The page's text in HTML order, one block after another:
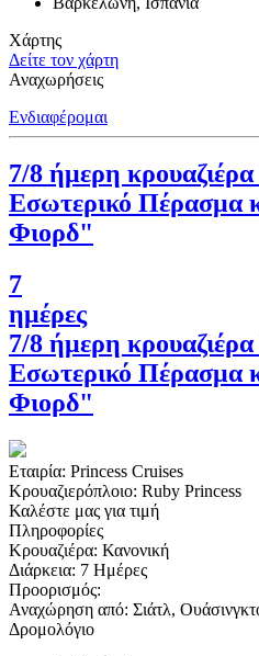
Χάρτης
Δείτε τον χάρτη
Αναχωρήσεις
Ενδιαφέρομαι
7/8 ήμερη
Εσωτερικό Πέρασμα
Φιορδ"
7
ημέρες
7/8 ήμερη
Εσωτερικό Πέρασμα
Φιορδ"
Εταιρία: Princess Cruises
Κρουαζιερόπλοιο: Ruby Princess
Καλέστε μας για τιμή
Πληροφορίες
Κρουαζιέρα: Κανονική
Διάρκεια: 7 Ημέρες
Προορισμός:
Αναχώρηση από: Σιάτλ,
Δρομολόγιο